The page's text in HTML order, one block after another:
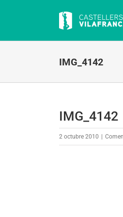
IMG_4142
IMG_4142
2 octubre 2010